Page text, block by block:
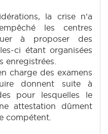
la crise n’a
les centres
à proposer des
ci étant organisées
enregistrées.
charge des examens
donnent suite à
pour lesquelles le
attestation dûment
compétent.